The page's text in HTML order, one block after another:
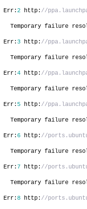
Err:2 http: //
Temporary failure
Err: 3 http: //
Temporary failure
Err:4 http: //
Temporary failure
Err: 5 http: //
Temporary failure
Err: 6 http: //
Temporary failure
Err: 7 http: //
Temporary failure
Err:8 http: //